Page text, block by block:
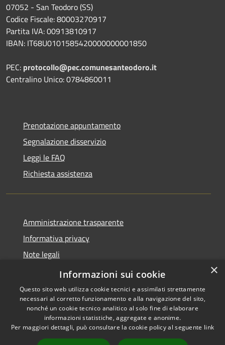
07052 - San Teodoro (SS)
Codice Fiscale: 80003270917
Partita IVA: 00913810917
IBAN: IT68U0101585420000000001850
PEC: protocollo@pec.comunesanteodoro.it
Centralino Unico: 0784860011
Prenotazione appuntamento
Segnalazione disservizio
Leggi le FAQ
Richiesta assistenza
Amministrazione trasparente
Informativa privacy
Note legali
Dichiarazione di accessibilità
Accessibilità
Copyright © 2026 • Comune di
San Teodoro • Powered by
×
Informazioni sui cookie
Questo sito web utilizza cookie tecnici e assimilati strettamente
necessari al corretto funzionamento e alla navigazione del sito,
nonché un cookie tecnico analitico al solo fine di elaborare
informazioni statistiche, aggregate e anonime.
Per maggiori dettagli, può consultare la cookie policy al seguente link